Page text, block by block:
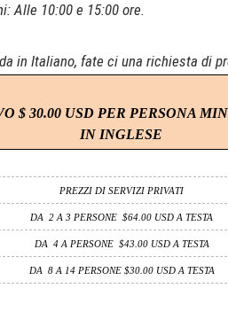
Alle 10:00 e 15:00 ore.
in Italiano, fate ci una richiesta di
$ 30.00 USD PER PERSONA
IN INGLESE
PREZZI DI SERVIZI PRIVATI
DA 2 A 3 PERSONE $64.00 USD A TESTA
DA 4 A PERSONE $43.00 USD A TESTA
DA 8 A 14 PERSONE $30.00 USD A TESTA